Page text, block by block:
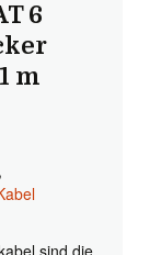
6
m
sind die